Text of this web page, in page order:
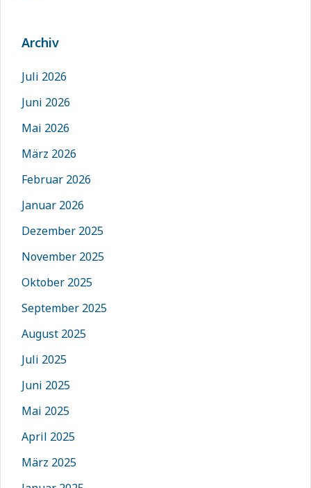
Archiv
Juli 2026
Juni 2026
Mai 2026
März 2026
Februar 2026
Januar 2026
Dezember 2025
November 2025
Oktober 2025
September 2025
August 2025
Juli 2025
Juni 2025
Mai 2025
April 2025
März 2025